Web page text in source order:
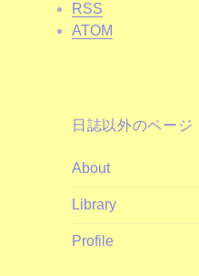
RSS
ATOM
日誌以外のページ
About
Library
Profile